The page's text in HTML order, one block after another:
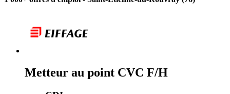
Metteur au point CVC F/H